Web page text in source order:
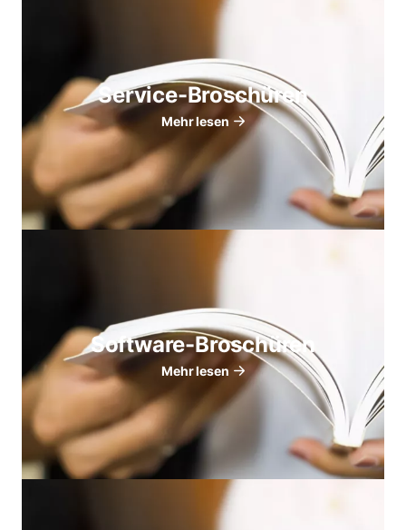
Service-Broschüren
Mehr lesen
Software-Broschüren
Mehr lesen